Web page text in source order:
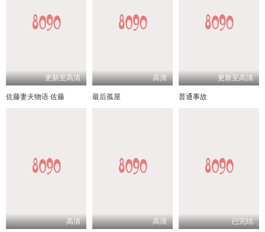
更新至高清
佐藤妻夫物语 佐藤
高清
最后孤屋
更新至高清
普通事故
高清 高清 已完结